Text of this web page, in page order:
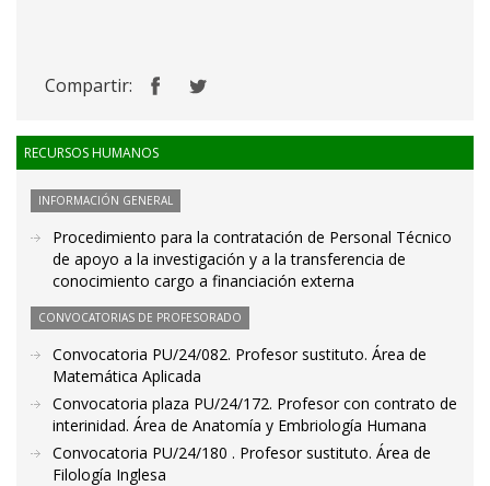
Compartir:
RECURSOS HUMANOS
INFORMACIÓN GENERAL
Procedimiento para la contratación de Personal Técnico
de apoyo a la investigación y a la transferencia de
conocimiento cargo a financiación externa
CONVOCATORIAS DE PROFESORADO
Convocatoria PU/24/082. Profesor sustituto. Área de
Matemática Aplicada
Convocatoria plaza PU/24/172. Profesor con contrato de
interinidad. Área de Anatomía y Embriología Humana
Convocatoria PU/24/180 . Profesor sustituto. Área de
Filología Inglesa